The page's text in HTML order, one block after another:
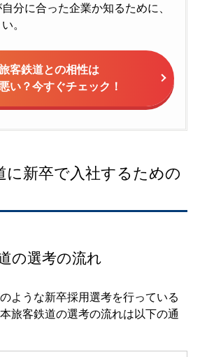
分に合った企業か知るために、
。
客鉄道との相性は
い？今すぐチェック！
に新卒で入社するための
の選考の流れ
ような新卒採用選考を行っている
旅客鉄道の選考の流れは以下の通